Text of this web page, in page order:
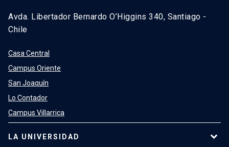
Avda. Libertador Bernardo O’Higgins 340, Santiago -
Chile
Casa Central
Campus Oriente
San Joaquín
Lo Contador
Campus Villarrica
LA UNIVERSIDAD